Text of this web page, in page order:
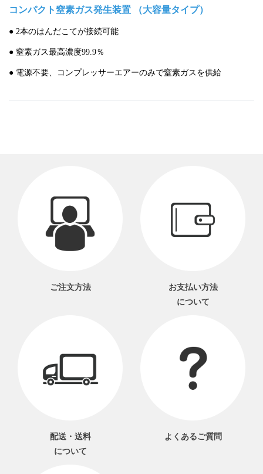
コンパクト窒素ガス発生装置 （大容量タイプ）
● 2本のはんだこてが接続可能
● 窒素ガス最高濃度99.9％
● 電源不要、コンプレッサーエアーのみで窒素ガスを供給
ご注文方法
お支払い方法
について
配送・送料
について
よくあるご質問